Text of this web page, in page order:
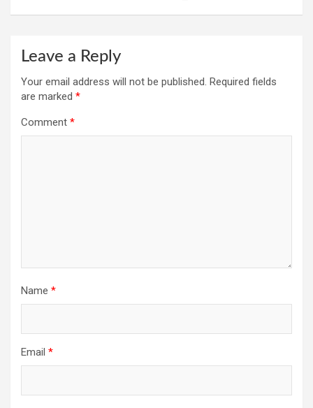
Leave a Reply
Your email address will not be published. Required fields
are marked *
Comment *
Name *
Email *